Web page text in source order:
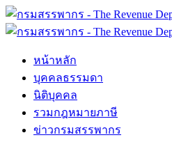
หน้าหลัก
บุคคลธรรมดา
นิติบุคคล
รวมกฎหมายภาษี
ข่าวกรมสรรพากร